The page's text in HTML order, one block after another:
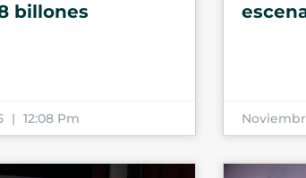
billones
12:08 Pm